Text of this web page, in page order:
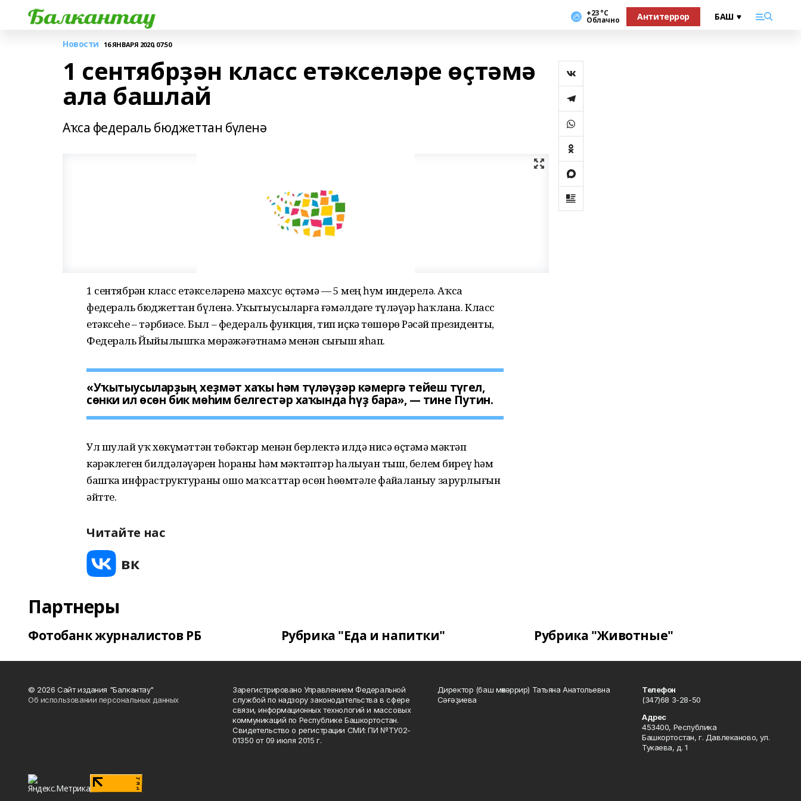
+23 °С
Облачно Антитеррор
Новости 16 ЯНВАРЯ 2020, 07:50
1 сентябрҙән класс етәкселәре өҫтәмә
ала башлай
Аҡса федераль бюджеттан бүленә
1 сентябрҙән класс етәкселәренә махсус өҫтәмә — 5 мең һум индерелә. Аҡса
федераль бюджеттан бүленә. Уҡытыусыларға ғәмәлдәге түләүҙәр һаҡлана. Класс
етәксеһе – тәрбиәсе. Был – федераль функция, тип иҫкә төшөрҙө Рәсәй президенты,
Федераль Йыйылышҡа мөрәжәғәтнамә менән сығыш яһап.
«Уҡытыусыларҙың хеҙмәт хаҡы һәм түләүҙәр кәмергә тейеш түгел,
сөнки ил өсөн бик мөһим белгестәр хаҡында һүҙ бара», — тине Путин.
Ул шулай уҡ хөкүмәттән төбәктәр менән берлектә илдә нисә өҫтәмә мәктәп
кәрәклеген билдәләүҙәрен һораны һәм мәктәптәр һалыуҙан тыш, белем биреү һәм
башҡа инфраструктураны ошо маҡсаттар өсөн һөҙөмтәле файҙаланыу зарурлығын
әйтте.
Читайте нас
Партнеры
Фотобанк журналистов РБ Рубрика "Еда и напитки" Рубрика "Животные"
© 2026 Сайт издания "Балкантау"
Об использовании персональных данных
Зарегистрировано Управлением Федеральной
службой по надзору законодательства в сфере
связи, информационных технологий и массовых
коммуникаций по Республике Башкортостан.
Свидетельство о регистрации СМИ: ПИ №ТУ02-
01350 от 09 июля 2015 г.
Директор (баш мөхәррир) Татьяна Анатольевна
Сәғәҙиева
Телефон
(347)68 3-28-50
Адрес
453400, Республика
Башкортостан, г. Давлеканово, ул.
Тукаева, д. 1